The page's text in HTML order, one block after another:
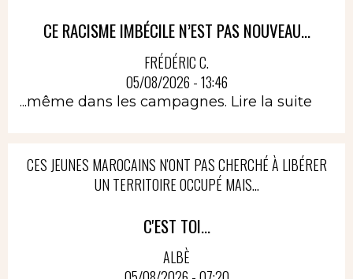
CE RACISME IMBÉCILE N’EST PAS NOUVEAU...
FRÉDÉRIC C.
05/08/2026 - 13:46
...même dans les campagnes. Lire la suite
CES JEUNES MAROCAINS N'ONT PAS CHERCHÉ À LIBÉRER
UN TERRITOIRE OCCUPÉ MAIS...
C'EST TOI...
ALBÈ